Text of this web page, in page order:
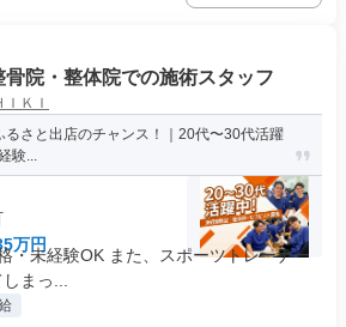
骨院・整体院での施術スタッフ
ＫＩ
るさと出店のチャンス！｜20代〜30代活躍
験...
万円
・未経験OK また、スポーツトレーナー
まっ...